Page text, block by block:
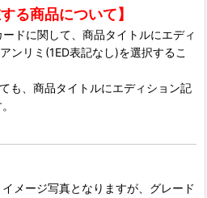
る商品について】
ドに関して、商品タイトルにエディ
ンリミ(1ED表記なし)を選択するこ
も、商品タイトルにエディション記
メージ写真となりますが、グレード